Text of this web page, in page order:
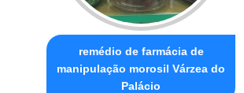
remédio de farmácia de
manipulação morosil Várzea do
Palácio